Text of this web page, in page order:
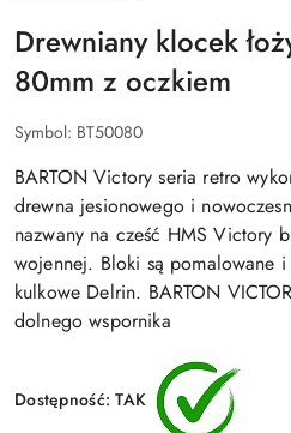
Drewniany klocek
80mm z oczkiem
Symbol: BT50080
BARTON Victory seria retro
drewna jesionowego i
nazwany na cześć HMS Victory
wojennej. Bloki są pomalowane i
kulkowe Delrin. BARTON
dolnego wspornika
Dostępność:TAK